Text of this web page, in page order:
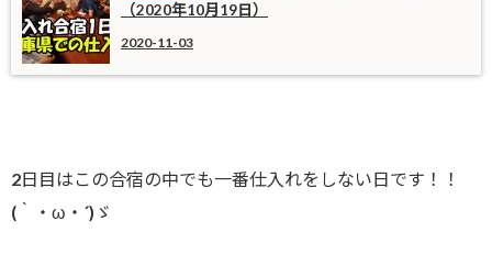
（2020年10月19日）
2020-11-03
2日目はこの合宿の中でも一番仕入れをしない日です！！
(｀・ω・´)ゞ